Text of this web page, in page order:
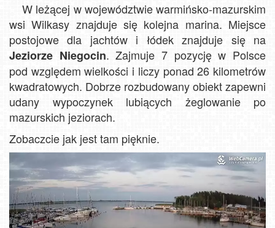
W leżącej w województwie warmińsko-mazurskim
wsi Wilkasy znajduje się kolejna marina. Miejsce
postojowe dla jachtów i łódek znajduje się na
Jeziorze Niegocin. Zajmuje 7 pozycję w Polsce
pod względem wielkości i liczy ponad 26 kilometrów
kwadratowych. Dobrze rozbudowany obiekt zapewni
udany wypoczynek lubiących żeglowanie po
mazurskich jeziorach.
Zobaczcie jak jest tam pięknie.